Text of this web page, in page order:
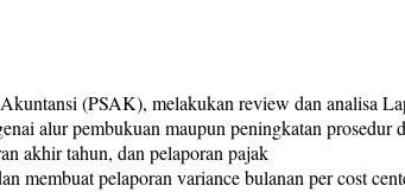
(PSAK), melakukan review dan analisa
alur pembukuan maupun peningkatan prosedur
akhir tahun, dan pelaporan pajak
membuat pelaporan variance bulanan per cost